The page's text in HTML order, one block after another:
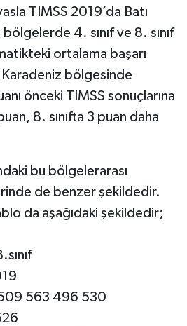
TIMSS 2019’da Batı
4. sınıf ve 8. sınıf
ortalama başarı
Karadeniz bölgesinde
önceki TIMSS sonuçlarına
8. sınıfta 3 puan daha
bu bölgelerarası
de benzer şekildedir.
da aşağıdaki şekildedir;
563 496 530